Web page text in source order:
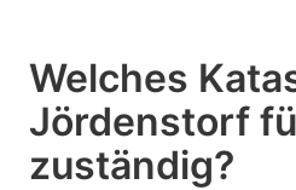
Welches
Jördenstorf
zuständig?